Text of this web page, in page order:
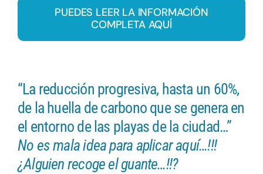
PUEDES LEER LA INFORMACIÓN
COMPLETA AQUÍ
“La reducción progresiva, hasta un 60%,
de la huella de carbono que se genera en
el entorno de las playas de la ciudad…”
No es mala idea para aplicar aquí…!!!
¿Alguien recoge el guante…!!?